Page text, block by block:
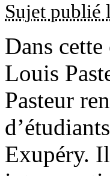
Sujet publié
Dans
Louis
Pasteur
Exupéry.